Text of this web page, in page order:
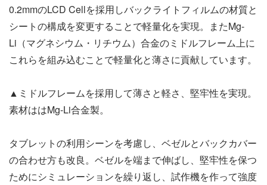
0.2mmのLCD Cellを採用しバックライトフィルムの材質と
シートの構成を変更することで軽量化を実現。またMg-
Li（マグネシウム・リチウム）合金のミドルフレーム上に
これらを組み込むことで軽量化と薄さに貢献しています。
▲ミドルフレームを採用して薄さと軽さ、堅牢性を実現。
素材ははMg-Li合金製。
タブレットの利用シーンを考慮し、ベゼルとバックカバー
の合わせ方も改良。ベゼルを端まで伸ばし、堅牢性を保つ
ためにシミュレーションを繰り返し、試作機を作って強度